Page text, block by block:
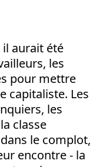
il aurait été
les
pour mettre
capitaliste. Les
les
classe
le complot,
encontre - la